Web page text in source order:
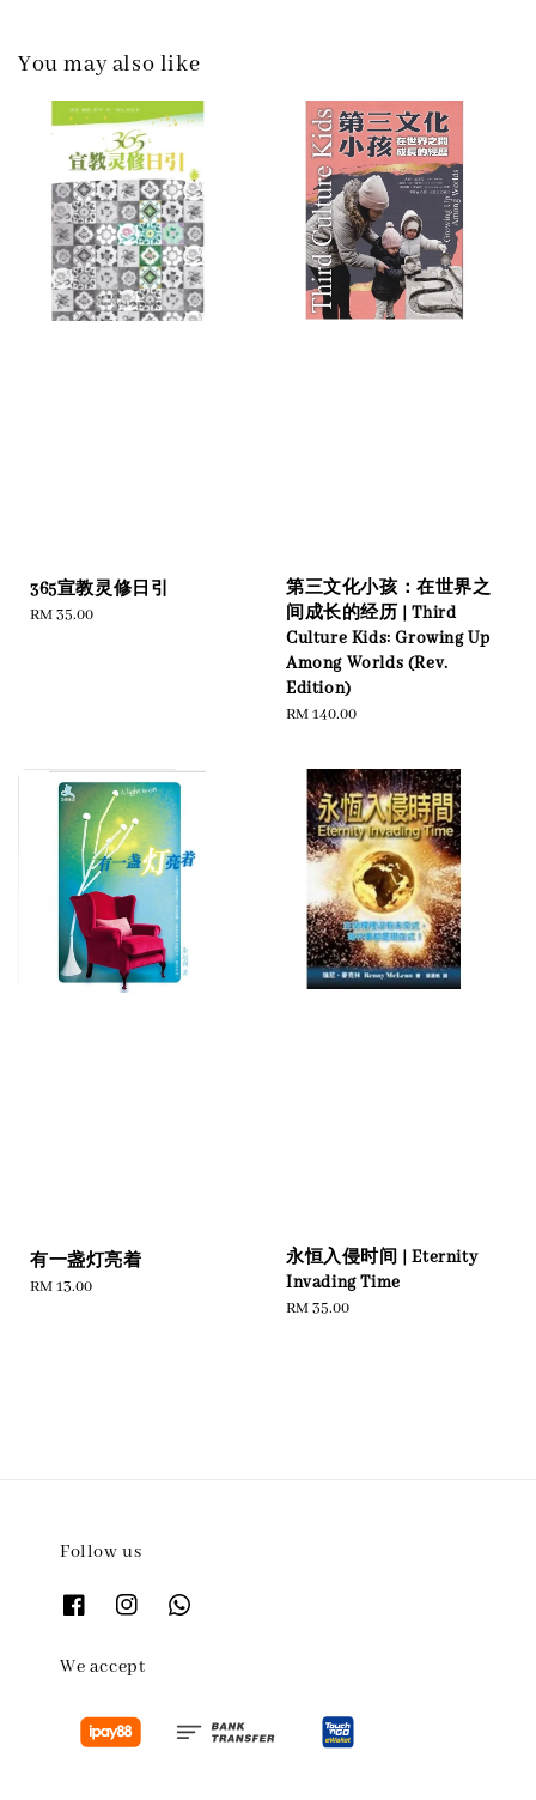
You may also like
365宣教灵修日引
Regular
RM 35.00
第三文化小孩：在世界之
间成长的经历 | Third
Culture Kids: Growing Up
Among Worlds (Rev.
Edition)
Regular
RM 140.00
有一盏灯亮着
Regular
RM 13.00
永恒入侵时间 | Eternity
Invading Time
Regular
RM 35.00
Follow us
We accept